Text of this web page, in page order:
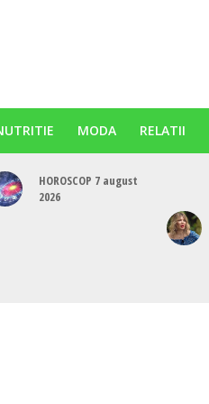
MODA RELATII
HOROSCOP 7 august
2026